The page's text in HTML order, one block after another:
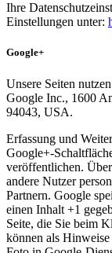
Ihre
Einstellungen unter:
Google+
Unsere Seiten
Google Inc., 1600
94043, USA.
Erfassung und
Google+-
veröffentlichen.
andere Nutzer
Partnern. Google
einen Inhalt +1
Seite, die Sie beim
können als